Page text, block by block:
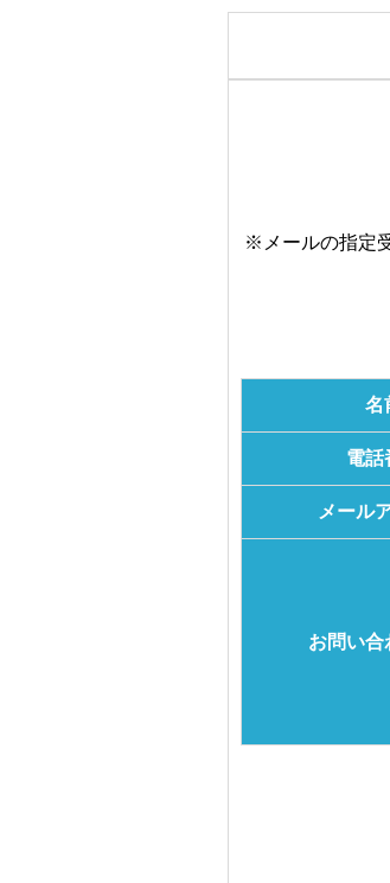
※メールの指定
名
電話
メール
お問い合